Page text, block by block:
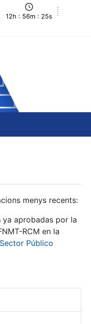
12h : 56m : 26s
menys recents:
ya aprobadas por la
RCM en la
Público